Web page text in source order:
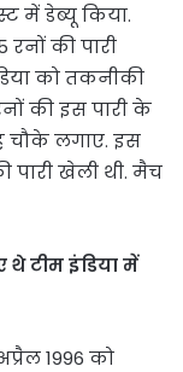
में डेब्यू किया.
की पारी
को तकनीकी
की इस पारी के
चौके लगाए. इस
पारी खेली थी. मैच
टीम इंडिया में
1996 को